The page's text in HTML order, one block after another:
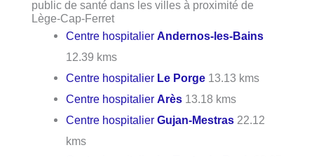
public de santé dans les villes à proximité de
Lège-Cap-Ferret
Centre hospitalierAndernos-les-Bains
12.39 kms
Centre hospitalier Le Porge 13.13 kms
Centre hospitalierArès 13.18 kms
Centre hospitalierGujan-Mestras 22.12
kms